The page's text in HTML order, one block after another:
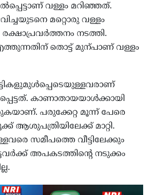
വള്ളം മറിഞ്ഞത്.
മറ്റൊരു വള്ളം
നടത്തി.
തൊട്ട് മുന്പാണ് വള്ളം
കാണാതായയാൾക്കായി
പരുക്കേറ്റ മൂന്ന് പേരെ
ആശുപത്രിയിലേക്ക് മാറ്റി.
സമീപത്തെ വീട്ടിലേക്കും
അപകടത്തിൻ്റെ നടുക്കം